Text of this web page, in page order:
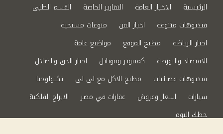
الرئيسية الاخبار العامة التقارير الخاصة
القسم الطبي
فيديوهات متنوعة
اخبار الفن
منوعات مسيحية
اخبار الرياضة
مطبخ الموقع
مواضيع عامة
الاقتصاد والبورصة
كمبيوتر وموبايل
اخبار الحق والضلال
فيديوهات فضائيات
مطبخ الاكل مع لى لى
تكنولوجيا
سيارات
اسعار وعروض عقارات في مصر
الابراج الفلكية
حظك اليوم